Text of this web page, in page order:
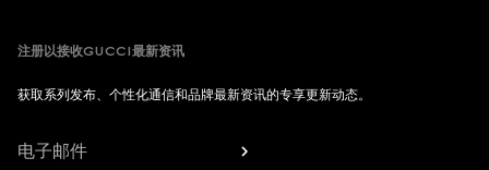
注册以接收GUCCI最新资讯
获取系列发布、个性化通信和品牌最新资讯的专享更新动态。
电子邮件